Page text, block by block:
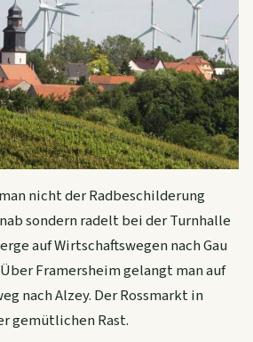
nicht der Radbeschilderung
sondern radelt bei der Turnhalle
auf Wirtschaftswegen nach Gau
Framersheim gelangt man auf
nach Alzey. Der Rossmarkt in
gemütlichen Rast.